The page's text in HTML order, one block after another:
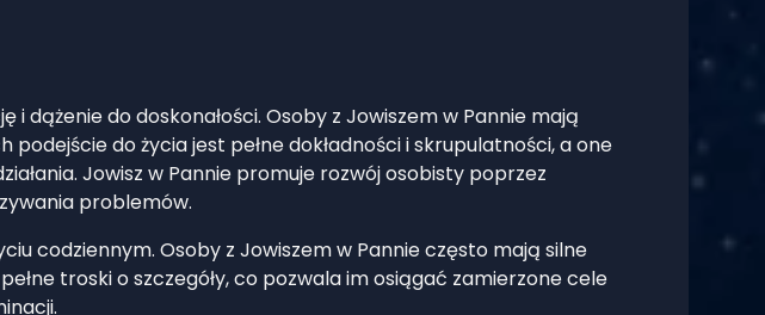
dążenie do doskonałości. Osoby z Jowiszem w Pannie mają
do życia jest pełne dokładności i skrupulatności, a one
Jowisz w Pannie promuje rozwój osobisty poprzez
problemów.
codziennym. Osoby z Jowiszem w Pannie często mają silne
troski o szczegóły, co pozwala im osiągać zamierzone cele